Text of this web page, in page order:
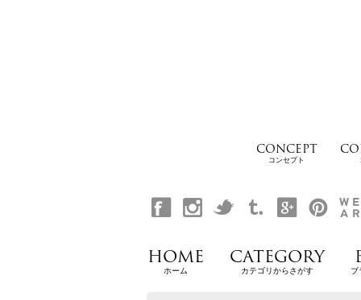
CONCEPT
コンセプト
HOME
ホーム
CATEGORY
カテゴリからさがす ブ